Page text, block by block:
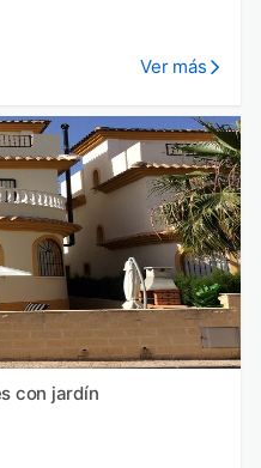
Ver más
con jardín